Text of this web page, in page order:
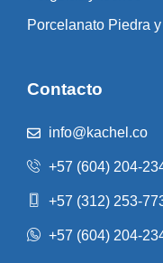
Porcelanato Piedra
Contacto
info@kachel.co
+57 (604) 204-
+57 (312) 253-
+57 (604) 204-